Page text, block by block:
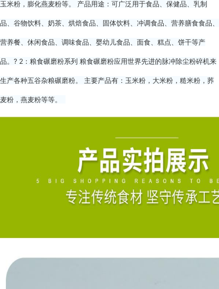
玉米粉，膨化燕麦粉等。 产品用途：可广泛用于食品、保健品、乳制
品、谷物饮料、奶茶、烘焙食品、固体饮料、冲调食品、营养膳食食品、
营养餐、休闲食品、调味食品、婴幼儿食品、面食、糕点、饼干等产
品。? 2：粮食碾磨粉系列 粮食碾磨粉应用世界先进的脉冲除尘粉碎机来
生产各种五谷杂粮碾磨粉。 主要产品有：玉米粉，大米粉，糙米粉，荞
麦粉，燕麦粉等等。